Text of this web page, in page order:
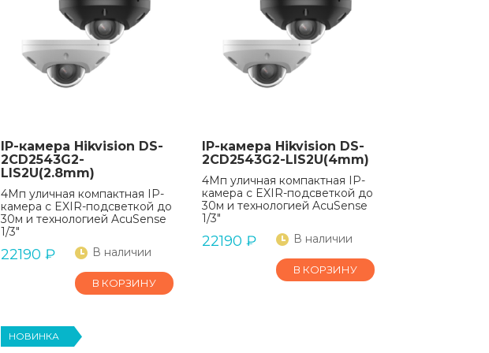
IP-камера Hikvision DS-
2CD2543G2-
LIS2U(2.8mm)
4Мп уличная компактная IP-
камера с EXIR-подсветкой до
30м и технологией AcuSense
1/3"
22190 ₽ В наличии
В КОРЗИНУ
IP-камера Hikvision DS-
2CD2543G2-LIS2U(4mm)
4Мп уличная компактная IP-
камера с EXIR-подсветкой до
30м и технологией AcuSense
1/3"
22190 ₽ В наличии
В КОРЗИНУ
НОВИНКА